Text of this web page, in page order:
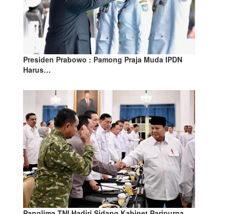
Presiden Prabowo : Pamong Praja Muda IPDN
Harus…